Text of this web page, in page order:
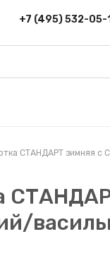
+7 (495) 532-05-
СТАНДАРТ зимняя с